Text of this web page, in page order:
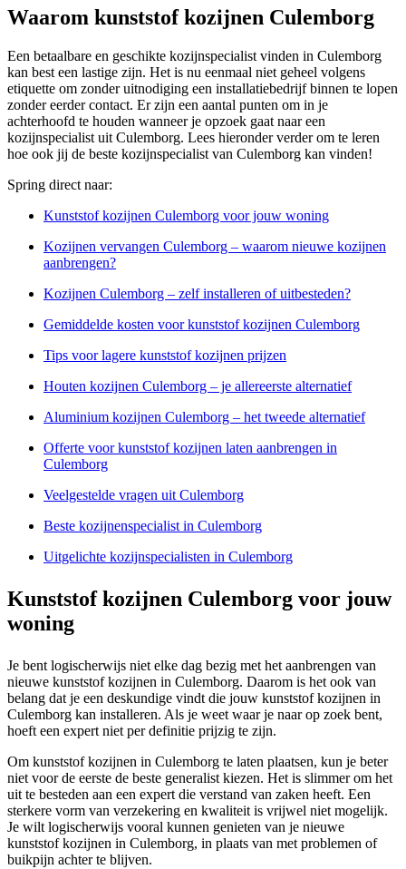
Waarom kunststof kozijnen Culemborg
Een betaalbare en geschikte kozijnspecialist vinden in Culemborg
kan best een lastige zijn. Het is nu eenmaal niet geheel volgens
etiquette om zonder uitnodiging een installatiebedrijf binnen te lopen
zonder eerder contact. Er zijn een aantal punten om in je
achterhoofd te houden wanneer je opzoek gaat naar een
kozijnspecialist uit Culemborg. Lees hieronder verder om te leren
hoe ook jij de beste kozijnspecialist van Culemborg kan vinden!
Spring direct naar:
Kunststof kozijnen Culemborg voor jouw woning
Kozijnen vervangen Culemborg – waarom nieuwe kozijnen
aanbrengen?
Kozijnen Culemborg – zelf installeren of uitbesteden?
Gemiddelde kosten voor kunststof kozijnen Culemborg
Tips voor lagere kunststof kozijnen prijzen
Houten kozijnen Culemborg – je allereerste alternatief
Aluminium kozijnen Culemborg – het tweede alternatief
Offerte voor kunststof kozijnen laten aanbrengen in
Culemborg
Veelgestelde vragen uit Culemborg
Beste kozijnenspecialist in Culemborg
Uitgelichte kozijnspecialisten in Culemborg
Kunststof kozijnen Culemborg voor jouw
woning
Je bent logischerwijs niet elke dag bezig met het aanbrengen van
nieuwe kunststof kozijnen in Culemborg. Daarom is het ook van
belang dat je een deskundige vindt die jouw kunststof kozijnen in
Culemborg kan installeren. Als je weet waar je naar op zoek bent,
hoeft een expert niet per definitie prijzig te zijn.
Om kunststof kozijnen in Culemborg te laten plaatsen, kun je beter
niet voor de eerste de beste generalist kiezen. Het is slimmer om het
uit te besteden aan een expert die verstand van zaken heeft. Een
sterkere vorm van verzekering en kwaliteit is vrijwel niet mogelijk.
Je wilt logischerwijs vooral kunnen genieten van je nieuwe
kunststof kozijnen in Culemborg, in plaats van met problemen of
buikpijn achter te blijven.